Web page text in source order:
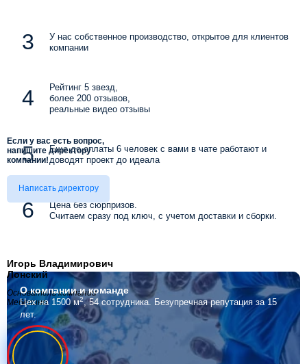
У нас собственное производство, открытое для клиентов
компании
Рейтинг 5 звезд,
более 200 отзывов,
реальные видео отзывы
Еще до оплаты 6 человек с вами в чате работают и
доводят проект до идеала
Цена без сюрпризов.
Считаем сразу под ключ, с учетом доставки и сборки.
Если у вас есть вопрос,
напишите директору
компании!
Написать директору
Игорь Владимирович
Лонский
Основатель компании
Мебелино
О компаниии команде
Цех на 1500 м2, 54 сотрудника. Безупречная репутация за 15
лет.